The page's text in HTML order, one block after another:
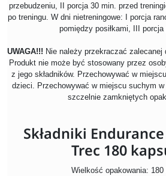
przebudzeniu, II porcja 30 min. przed
po treningu. W dni nietreningowe: I porcja
pomiędzy posiłkami, III
UWAGA!!! Nie należy przekraczać
Produkt nie może być stosowany przez
z jego składników. Przechowywać w
dzieci. Przechowywać w miejscu suchym
szczelnie zamkniętych
Składniki
Trec 180
Wielkość opakowania: 180